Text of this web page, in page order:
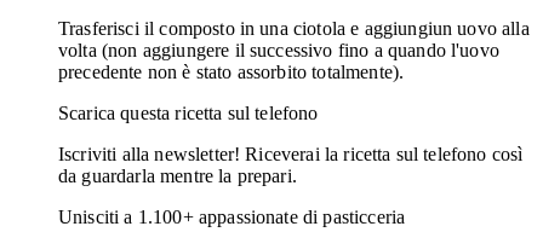
Trasferisci il composto in una ciotola e aggiungiun uovo alla
volta (non aggiungere il successivo fino a quando l'uovo
precedente non è stato assorbito totalmente).
Scarica questa ricetta sul telefono
Iscriviti alla newsletter! Riceverai la ricetta sul telefono così
da guardarla mentre la prepari.
Unisciti a 1.100+ appassionate di pasticceria